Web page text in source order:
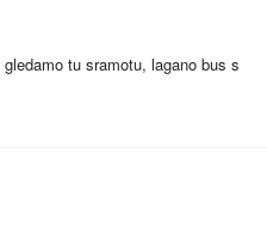
tu sramotu, lagano bus s